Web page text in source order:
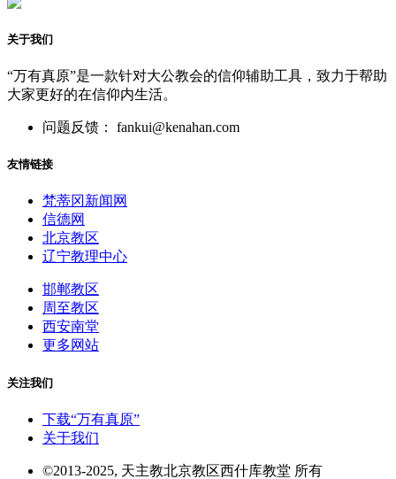
关于我们
“万有真原”是一款针对大公教会的信仰辅助工具，致力于帮助
大家更好的在信仰内生活。
问题反馈： fankui@kenahan.com
友情链接
梵蒂冈新闻网
信德网
北京教区
辽宁教理中心
邯郸教区
周至教区
西安南堂
更多网站
关注我们
下载“万有真原”
关于我们
©2013-2025, 天主教北京教区西什库教堂 所有